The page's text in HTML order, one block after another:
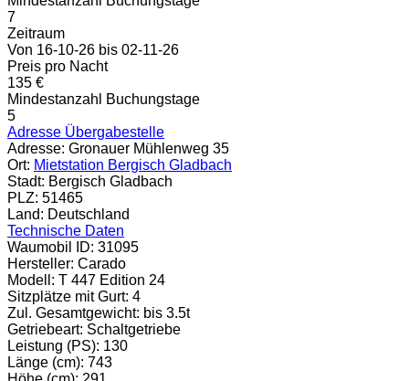
7
Zeitraum
Von 16-10-26 bis 02-11-26
Preis pro Nacht
135 €
Mindestanzahl Buchungstage
5
Adresse Übergabestelle
Adresse: Gronauer Mühlenweg 35
Ort: Mietstation Bergisch Gladbach
Stadt: Bergisch Gladbach
PLZ: 51465
Land: Deutschland
Technische Daten
Waumobil ID: 31095
Hersteller: Carado
Modell: T 447 Edition 24
Sitzplätze mit Gurt: 4
Zul. Gesamtgewicht: bis 3.5t
Getriebeart: Schaltgetriebe
Leistung (PS): 130
Länge (cm): 743